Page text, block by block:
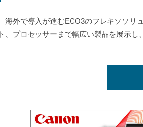
海外で導入が進むECO3のフレキソソリ
ト、プロセッサーまで幅広い製品を展示し